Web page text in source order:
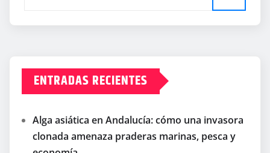
ENTRADAS RECIENTES
Alga asiática en Andalucía: cómo una invasora
clonada amenaza praderas marinas, pesca y